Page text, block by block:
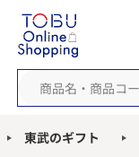
東武のギフト